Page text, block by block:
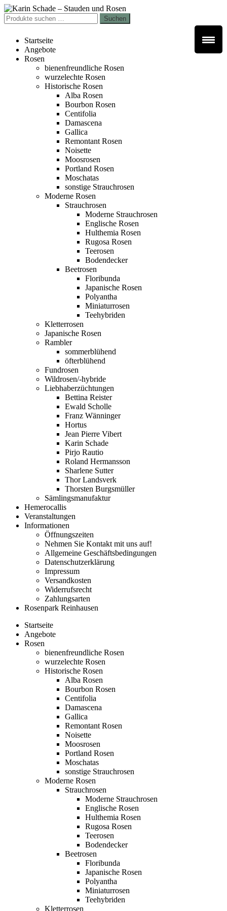
Zur
Navigation
springen
Zum
Inhalt
springen
Suchen
nach:
Suchen
Startseite
Angebote
Rosen
bienenfreundliche Rosen
wurzelechte Rosen
Historische Rosen
Alba Rosen
Bourbon Rosen
Centifolia
Damascena
Gallica
Remontant Rosen
Noisette
Moosrosen
Portland Rosen
Moschatas
sonstige Strauchrosen
Moderne Rosen
Strauchrosen
Moderne Strauchrosen
Englische Rosen
Hulthemia Rosen
Rugosa Rosen
Teerosen
Bodendecker
Beetrosen
Floribunda
Japanische Rosen
Polyantha
Miniaturrosen
Teehybriden
Kletterrosen
Japanische Rosen
Rambler
sommerblühend
öfterblühend
Fundrosen
Wildrosen/-hybride
Liebhaberzüchtungen
Bettina Reister
Ewald Scholle
Franz Wänninger
Hortus
Jean Pierre Vibert
Karin Schade
Pirjo Rautio
Roland Hermansson
Sharlene Sutter
Thor Landsverk
Thorsten Burgsmüller
Sämlingsmanufaktur
Hemerocallis
Veranstaltungen
Informationen
Öffnungszeiten
Nehmen Sie Kontakt mit uns auf!
Allgemeine Geschäftsbedingungen
Datenschutzerklärung
Impressum
Versandkosten
Widerrufsrecht
Zahlungsarten
Rosenpark Reinhausen
Startseite
Angebote
Rosen
bienenfreundliche Rosen
wurzelechte Rosen
Historische Rosen
Alba Rosen
Bourbon Rosen
Centifolia
Damascena
Gallica
Remontant Rosen
Noisette
Moosrosen
Portland Rosen
Moschatas
sonstige Strauchrosen
Moderne Rosen
Strauchrosen
Moderne Strauchrosen
Englische Rosen
Hulthemia Rosen
Rugosa Rosen
Teerosen
Bodendecker
Beetrosen
Floribunda
Japanische Rosen
Polyantha
Miniaturrosen
Teehybriden
Kletterrosen